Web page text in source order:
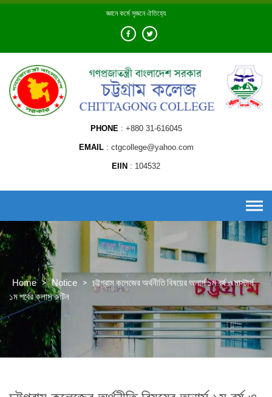
Skip
জ্ঞানে কর্মে সৃজনে ঐতিহ্যে
PHONE +880 31-616045
EMAIL ctgcollege@yahoo.com
EIIN 104532
Home > Notice > চট্টগ্রাম কলেজের অর্থনীতি বিষয়ের অনার্স ১ম বর্ষ ও মাস্টার্স
১ম পর্বের ক্লাস রুটিন